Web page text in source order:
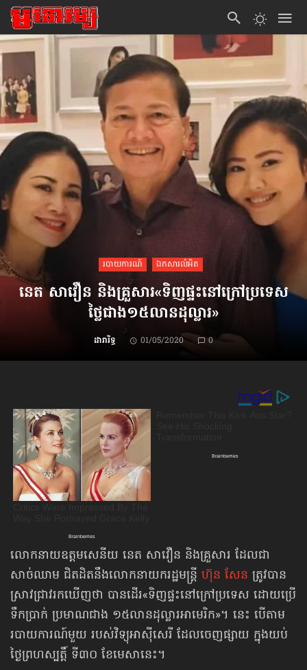
របាយការណ៍ ឯកសារលំអិត
នេត សាវឿន និង​គ្រួសារ​«ទិញ​ផ្ទះ​នៅក្រៅ​ប្រទេស
ថ្លៃជាង​១៥លាន​ដុល្លារ»
ដារារិទ្ធ 01/05/2020 0
លោកនាយឧត្ដមសេនីយ នេត សាវឿន និងគ្រួសារ ដែលជា
សាច់ឈាម ជិតដិតនឹងលោកនាយករដ្ឋមន្ត្រី ហ៊ុន សែន ត្រូវបាន
ស្រាវជ្រាវ​រកឃើញថា បានដើរ«ទិញ​ផ្ទះ​នៅក្រៅ​ប្រទេស ដោយប្រើ
ទឹកប្រាក់ ប្រមាណជាង ១៥លានដុល្លារ​អាមេរិក»។ នេះ បើតាម
របាយការណ៍មួយ របស់វិទ្យុអាស៊ីសេរី ដែលចេញផ្សាយ ក្នុងយប់
ថ្ងៃព្រហស្បត្តិ៍ ទី៣០ ខែមេសានេះ។